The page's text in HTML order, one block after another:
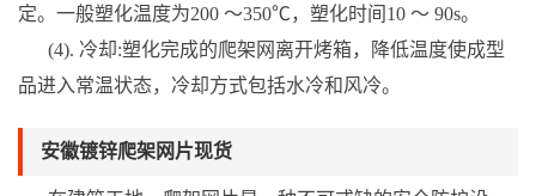
定。一般塑化温度为200 ～350℃，塑化时间10 ～ 90s。
(4). 冷却:塑化完成的爬架网离开烤箱，降低温度使成型
品进入常温状态，冷却方式包括水冷和风冷。
安徽镀锌爬架网片现货